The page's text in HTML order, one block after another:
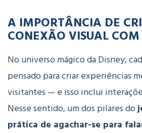
A IMPORTÂNCIA DE
CONEXÃO VISUAL
No universo mágico da Disney,
pensado para criar experiências
visitantes — e isso inclui
Nesse sentido, um dos pilares do
prática de agachar-se para